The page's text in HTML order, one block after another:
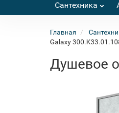
Сантехника
Главная
Galaxy
Душевое